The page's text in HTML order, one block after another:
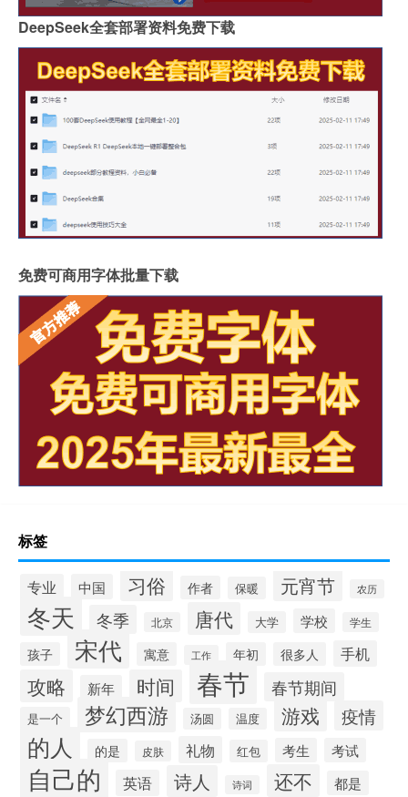
DeepSeek全套部署资料免费下载
免费可商用字体批量下载
标签
专业 中国 习俗 作者 保暖 元宵节 农历
冬天 冬季 北京 唐代 大学 学校 学生
孩子 宋代 寓意 工作 年初 很多人 手机
攻略 新年 时间 春节 春节期间
是一个 梦幻西游 汤圆 温度 游戏 疫情
的人 的是 皮肤 礼物 红包 考生 考试
自己的 英语 诗人 诗词 还不 都是